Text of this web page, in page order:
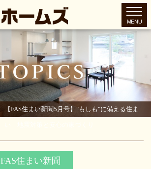
【FAS住まい新聞5月号】"もしも"に備える住ま
FAS住まい新聞